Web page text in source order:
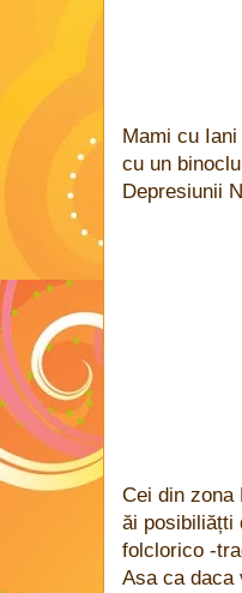
Mami cu
cu un
Depresiunii
Cei din zona
ăi posibiliățti
folclorico -
Asa ca daca